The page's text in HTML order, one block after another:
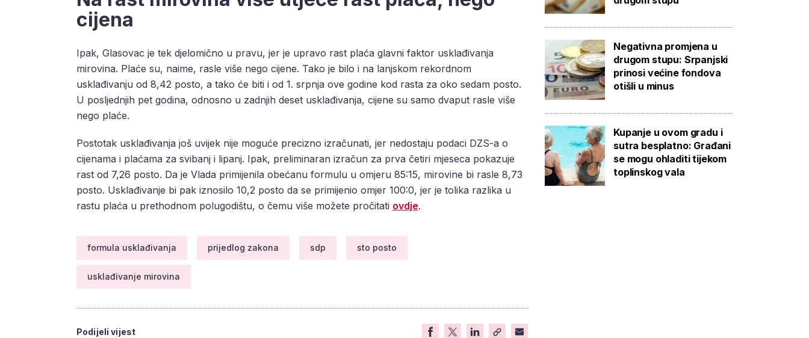
cijena
Ipak, Glasovac je tek djelomično u pravu, jer je upravo rast plaća glavni faktor usklađivanja
mirovina. Plaće su, naime, rasle više nego cijene. Tako je bilo i na lanjskom rekordnom
usklađivanju od 8,42 posto, a tako će biti i od 1. srpnja ove godine kod rasta za oko sedam posto.
U posljednjih pet godina, odnosno u zadnjih deset usklađivanja, cijene su samo dvaput rasle više
nego plaće.
Postotak usklađivanja još uvijek nije moguće precizno izračunati, jer nedostaju podaci DZS-a o
cijenama i plaćama za svibanj i lipanj. Ipak, preliminaran izračun za prva četiri mjeseca pokazuje
rast od 7,26 posto. Da je Vlada primijenila obećanu formulu u omjeru 85:15, mirovine bi rasle 8,73
posto. Usklađivanje bi pak iznosilo 10,2 posto da se primijenio omjer 100:0, jer je tolika razlika u
rastu plaća u prethodnom polugodištu, o čemu više možete pročitati ovdje.
formula usklađivanja prijedlog zakona sdp sto posto
usklađivanje mirovina
Podijeli vijest
Negativna promjena u
drugom stupu: Srpanjski
prinosi većine fondova
otišli u minus
Kupanje u ovom gradu i
sutra besplatno: Građani
se mogu ohladiti tijekom
toplinskog vala